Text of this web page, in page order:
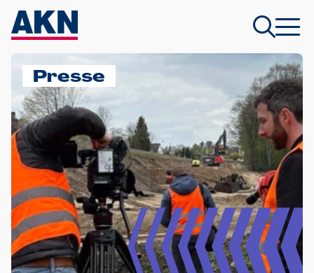
Presse